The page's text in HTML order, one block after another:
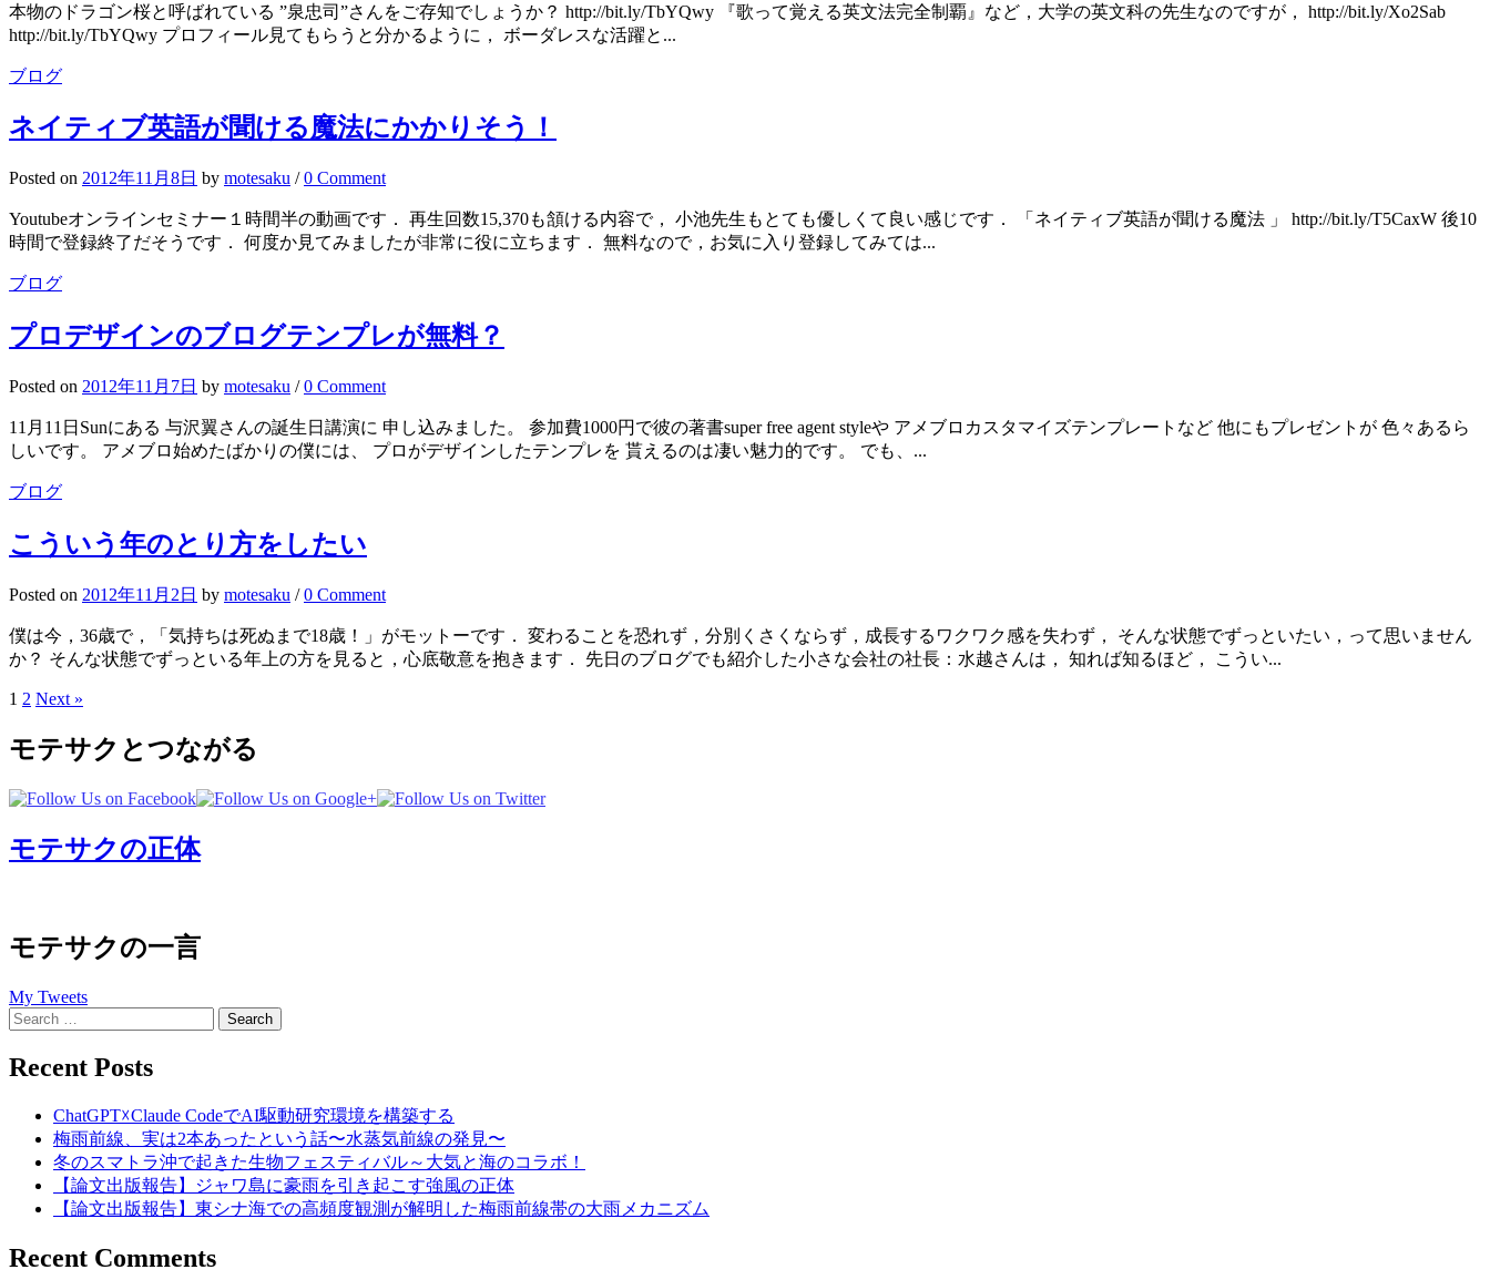
本物のドラゴン桜と呼ばれている ”泉忠司”さんをご存知でしょうか？ http://bit.ly/TbYQwy 『歌って覚える英文法完全制覇』など，大学の英文科の先生なのですが， http://bit.ly/Xo2Sab
http://bit.ly/TbYQwy プロフィール見てもらうと分かるように， ボーダレスな活躍と...
ブログ
ネイティブ英語が聞ける魔法にかかりそう！
Posted on 2012年11月8日 by motesaku /0 Comment
Youtubeオンラインセミナー１時間半の動画です． 再生回数15,370も頷ける内容で， 小池先生もとても優しくて良い感じです． 「ネイティブ英語が聞ける魔法 」 http://bit.ly/T5CaxW 後10
時間で登録終了だそうです． 何度か見てみましたが非常に役に立ちます． 無料なので，お気に入り登録してみては...
ブログ
プロデザインのブログテンプレが無料？
Posted on 2012年11月7日 by motesaku /0 Comment
11月11日Sunにある 与沢翼さんの誕生日講演に 申し込みました。 参加費1000円で彼の著書super free agent styleや アメブロカスタマイズテンプレートなど 他にもプレゼントが 色々あるら
しいです。 アメブロ始めたばかりの僕には、 プロがデザインしたテンプレを 貰えるのは凄い魅力的です。 でも、...
ブログ
こういう年のとり方をしたい
Posted on 2012年11月2日 by motesaku /0 Comment
僕は今，36歳で，「気持ちは死ぬまで18歳！」がモットーです． 変わることを恐れず，分別くさくならず，成長するワクワク感を失わず， そんな状態でずっといたい，って思いません
か？ そんな状態でずっといる年上の方を見ると，心底敬意を抱きます． 先日のブログでも紹介した小さな会社の社長：水越さんは， 知れば知るほど， こうい...
Posts
pagination
1 2 Next »
モテサクとつながる
モテサクの正体
モテサクの一言
My Tweets
Search
for:
Recent Posts
ChatGPT☓Claude CodeでAI駆動研究環境を構築する
梅雨前線、実は2本あったという話〜水蒸気前線の発見〜
冬のスマトラ沖で起きた生物フェスティバル～大気と海のコラボ！
【論文出版報告】ジャワ島に豪雨を引き起こす強風の正体
【論文出版報告】東シナ海での高頻度観測が解明した梅雨前線帯の大雨メカニズム
Recent Comments